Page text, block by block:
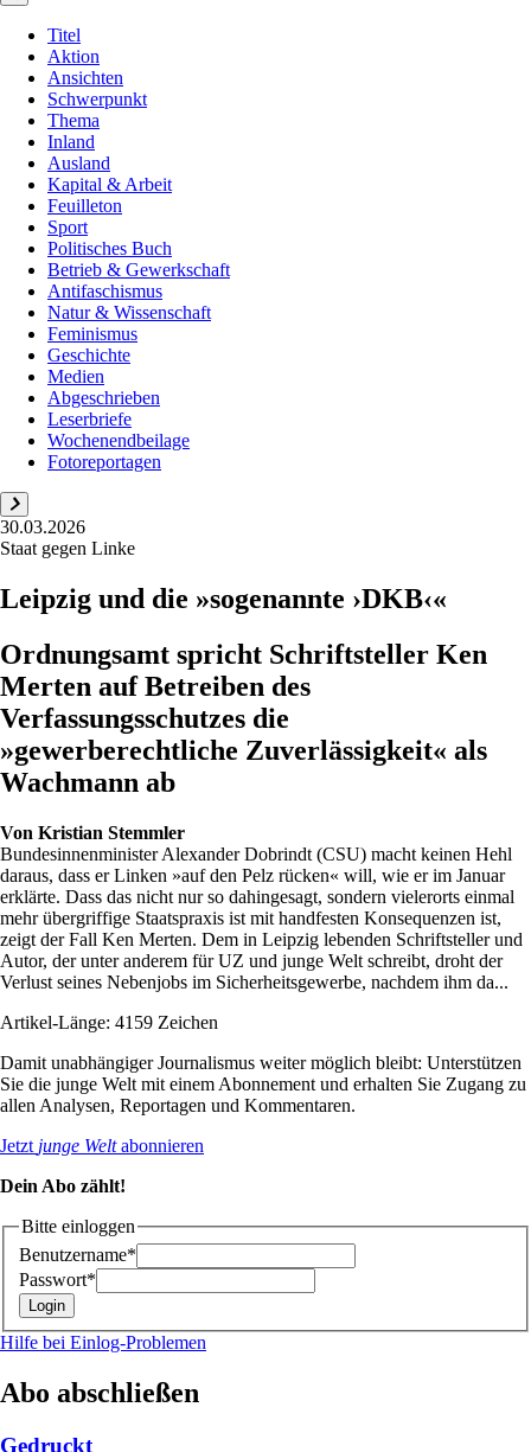
Titel
Aktion
Ansichten
Schwerpunkt
Thema
Inland
Ausland
Kapital & Arbeit
Feuilleton
Sport
Politisches Buch
Betrieb & Gewerkschaft
Antifaschismus
Natur & Wissenschaft
Feminismus
Geschichte
Medien
Abgeschrieben
Leserbriefe
Wochenendbeilage
Fotoreportagen
30.03.2026
Staat gegen Linke
Leipzig und die »sogenannte ›DKB‹«
Ordnungsamt spricht Schriftsteller Ken
Merten auf Betreiben des
Verfassungsschutzes die
»gewerberechtliche Zuverlässigkeit« als
Wachmann ab
Von Kristian Stemmler
Bundesinnenminister Alexander Dobrindt (CSU) macht keinen Hehl
daraus, dass er Linken »auf den Pelz rücken« will, wie er im Januar
erklärte. Dass das nicht nur so dahingesagt, sondern vielerorts einmal
mehr übergriffige Staatspraxis ist mit handfesten Konsequenzen ist,
zeigt der Fall Ken Merten. Dem in ­Leipzig lebenden Schriftsteller und
Autor, der unter anderem für UZ und junge Welt schreibt, droht der
Verlust seines Nebenjobs im Sicherheitsgewerbe, nachdem ihm da...
Artikel-Länge: 4159 Zeichen
Damit unabhängiger Journalismus weiter möglich bleibt: Unterstützen
Sie die junge Welt mit einem Abonnement und erhalten Sie Zugang zu
allen Analysen, Reportagen und Kommentaren.
Jetzt junge Weltabonnieren
Dein Abo zählt!
Bitte einloggen
Benutzername*
Passwort*
Hilfe bei Einlog-Problemen
Abo abschließen
Gedruckt